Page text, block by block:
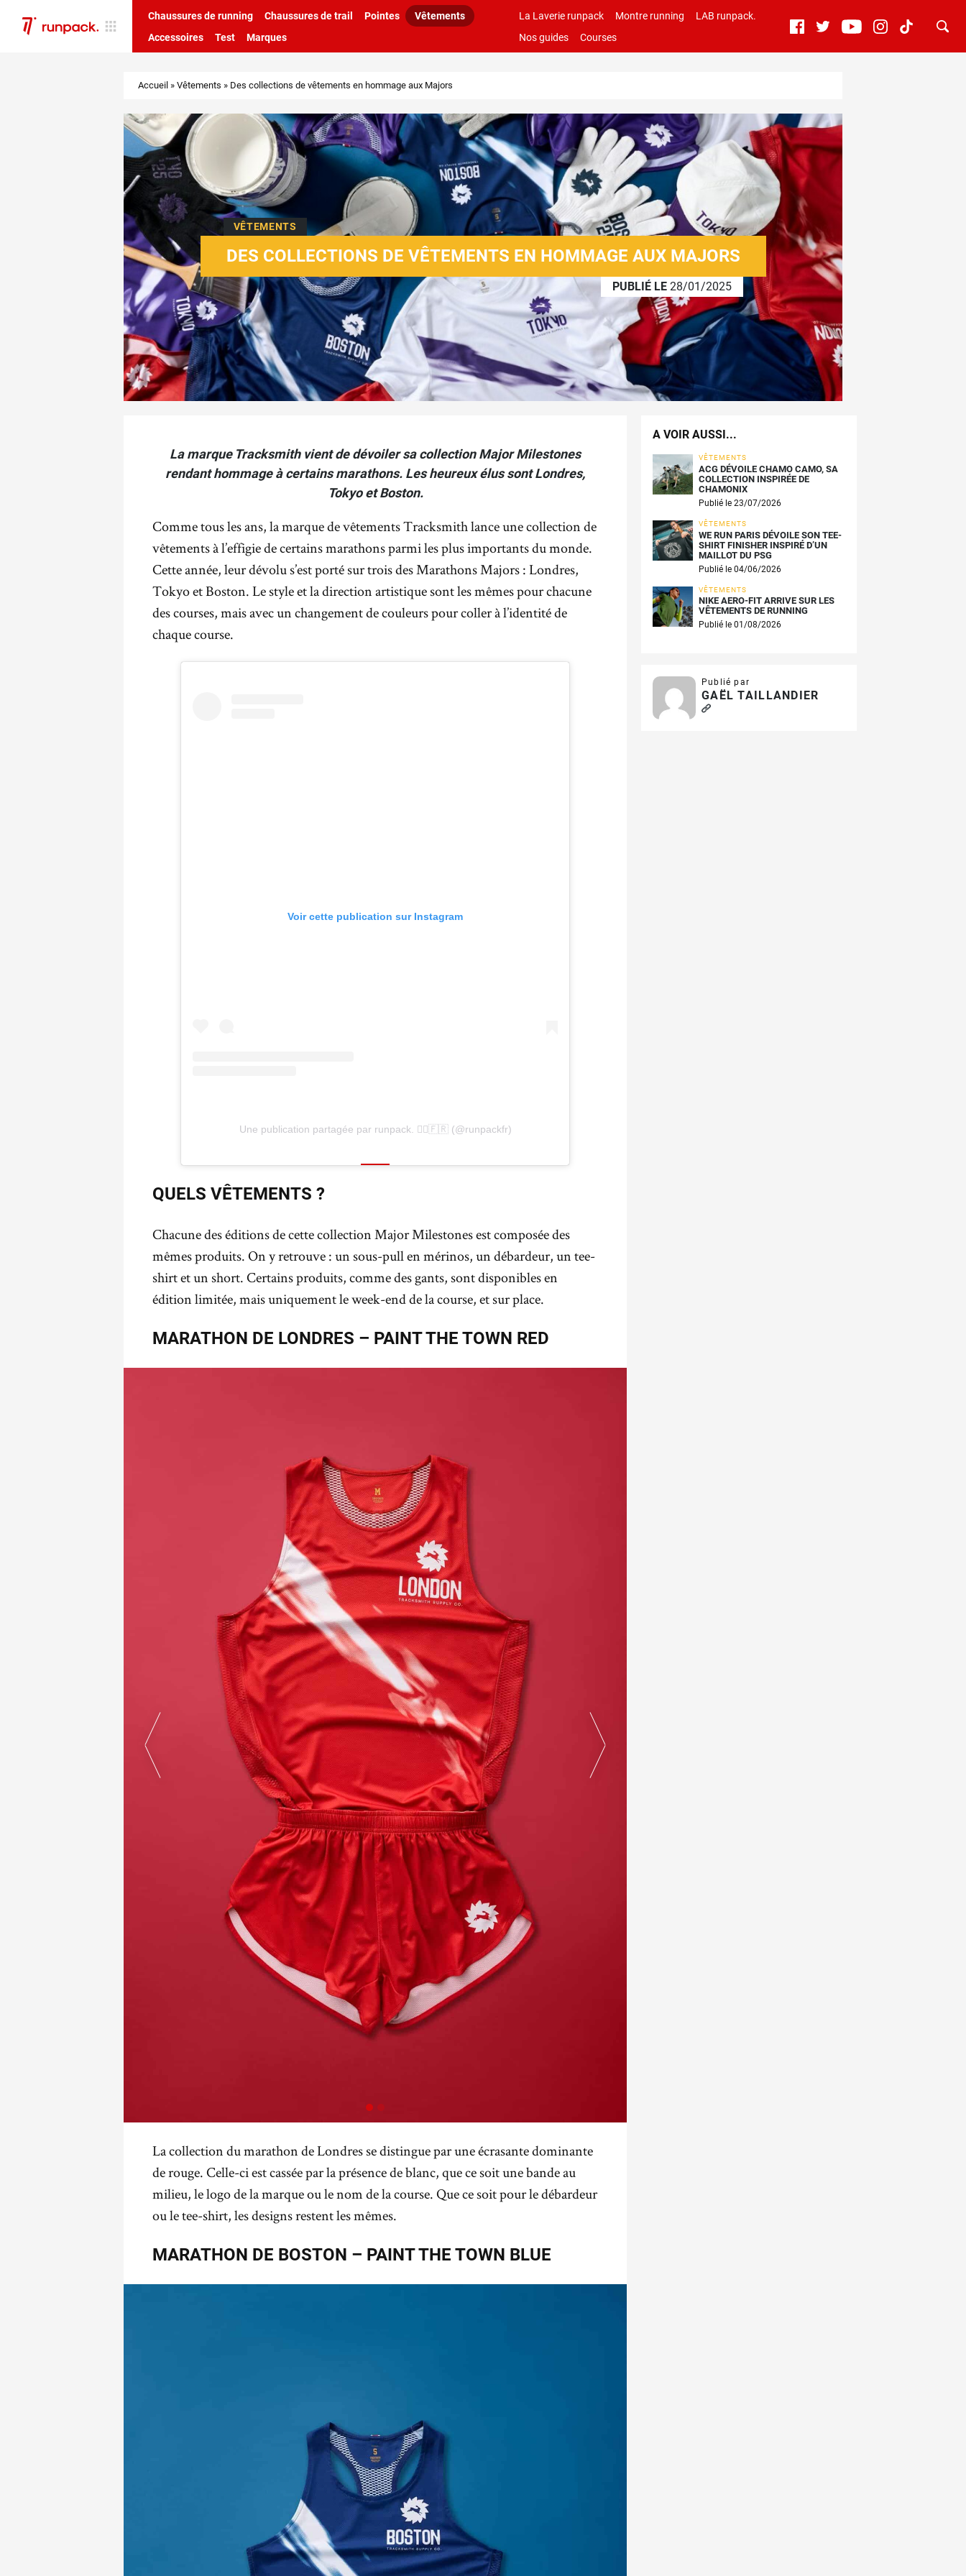
Chaussures de running Chaussures de trail Pointes
Vêtements
Accessoires
Test Marques
La Laverie runpack Montre running
LAB runpack.
Nos guides
Courses
Accueil » Vêtements » Des collections de vêtements en hommage aux Majors
VÊTEMENTS
DES COLLECTIONS DE VÊTEMENTS EN HOMMAGE AUX MAJORS
PUBLIÉ LE28/01/2025
La marque Tracksmith vient de dévoiler sa collection Major Milestones
rendant hommage à certains marathons. Les heureux élus sont Londres,
Tokyo et Boston.
Comme tous les ans, la marque de vêtements Tracksmith lance une collection de
vêtements à l’effigie de certains marathons parmi les plus importants du monde.
Cette année, leur dévolu s’est porté sur trois des Marathons Majors : Londres,
Tokyo et Boston. Le style et la direction artistique sont les mêmes pour chacune
des courses, mais avec un changement de couleurs pour coller à l’identité de
chaque course.
Voir cette publication sur Instagram
Une publication partagée par runpack. 🏃‍♂️🇫🇷 (@runpackfr)
QUELS VÊTEMENTS ?
Chacune des éditions de cette collection Major Milestones est composée des
mêmes produits. On y retrouve : un sous-pull en mérinos, un débardeur, un tee-
shirt et un short. Certains produits, comme des gants, sont disponibles en
édition limitée, mais uniquement le week-end de la course, et sur place.
MARATHON DE LONDRES – PAINT THE TOWN RED
La collection du marathon de Londres se distingue par une écrasante dominante
de rouge. Celle-ci est cassée par la présence de blanc, que ce soit une bande au
milieu, le logo de la marque ou le nom de la course. Que ce soit pour le débardeur
ou le tee-shirt, les designs restent les mêmes.
MARATHON DE BOSTON – PAINT THE TOWN BLUE
A VOIR AUSSI...
VÊTEMENTS
ACG DÉVOILE CHAMO CAMO, SA
COLLECTION INSPIRÉE DE
CHAMONIX
Publié le 23/07/2026
VÊTEMENTS
WE RUN PARIS DÉVOILE SON TEE-
SHIRT FINISHER INSPIRÉ D’UN
MAILLOT DU PSG
Publié le 04/06/2026
VÊTEMENTS
NIKE AERO-FIT ARRIVE SUR LES
VÊTEMENTS DE RUNNING
Publié le 01/08/2026
Publié par
GAËL TAILLANDIER